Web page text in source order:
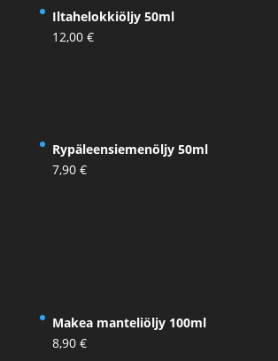
Iltahelokkiöljy 50ml
12,00 €
Rypäleensiemenöljy 50ml
7,90 €
Makea manteliöljy 100ml
8,90 €